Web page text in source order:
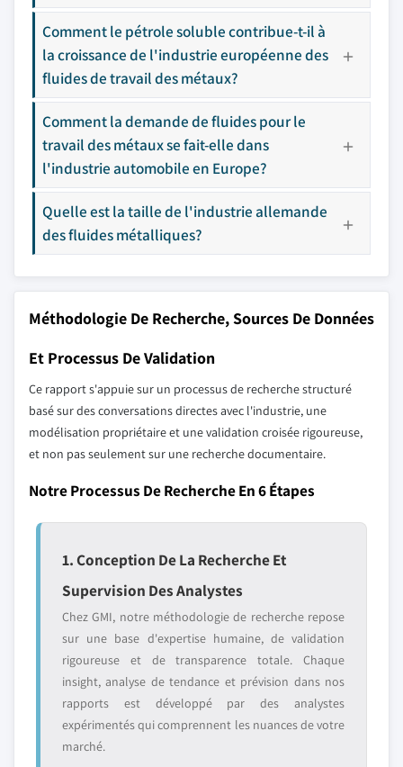
Comment le pétrole soluble contribue-t-il à
la croissance de l'industrie européenne des
fluides de travail des métaux?
Comment la demande de fluides pour le
travail des métaux se fait-elle dans
l'industrie automobile en Europe?
Quelle est la taille de l'industrie allemande
des fluides métalliques?
Méthodologie De Recherche, Sources De Données
Et Processus De Validation
Ce rapport s'appuie sur un processus de recherche structuré
basé sur des conversations directes avec l'industrie, une
modélisation propriétaire et une validation croisée rigoureuse,
et non pas seulement sur une recherche documentaire.
Notre Processus De Recherche En 6 Étapes
1. Conception De La Recherche Et
Supervision Des Analystes
Chez GMI, notre méthodologie de recherche repose
sur une base d'expertise humaine, de validation
rigoureuse et de transparence totale. Chaque
insight, analyse de tendance et prévision dans nos
rapports est développé par des analystes
expérimentés qui comprennent les nuances de votre
marché.